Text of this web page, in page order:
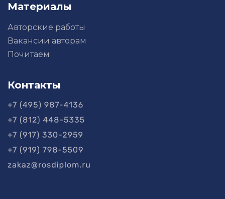
Материалы
Авторские работы
Вакансии авторам
Почитаем
Контакты